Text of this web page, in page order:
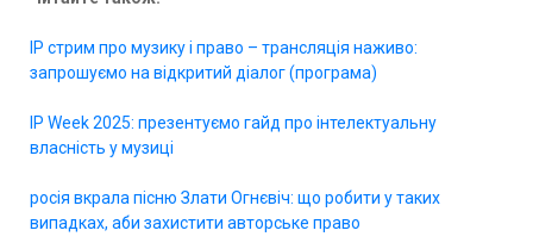
IP стрим про музику і право – трансляція наживо:
запрошуємо на відкритий діалог (програма)
IP Week 2025: презентуємо гайд про інтелектуальну
власність у музиці
росія вкрала пісню Злати Огнєвіч: що робити у таких
випадках, аби захистити авторське право